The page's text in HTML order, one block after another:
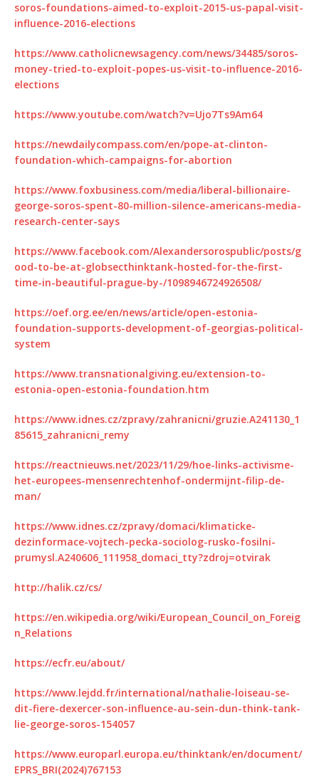
soros-foundations-aimed-to-exploit-2015-us-papal-visit-
influence-2016-elections
https://www.catholicnewsagency.com/news/34485/soros-
money-tried-to-exploit-popes-us-visit-to-influence-2016-
elections
https://www.youtube.com/watch?v=Ujo7Ts9Am64
https://newdailycompass.com/en/pope-at-clinton-
foundation-which-campaigns-for-abortion
https://www.foxbusiness.com/media/liberal-billionaire-
george-soros-spent-80-million-silence-americans-media-
research-center-says
https://www.facebook.com/Alexandersorospublic/posts/g
ood-to-be-at-globsecthinktank-hosted-for-the-first-
time-in-beautiful-prague-by-/1098946724926508/
https://oef.org.ee/en/news/article/open-estonia-
foundation-supports-development-of-georgias-political-
system
https://www.transnationalgiving.eu/extension-to-
estonia-open-estonia-foundation.htm
https://www.idnes.cz/zpravy/zahranicni/gruzie.A241130_1
85615_zahranicni_remy
https://reactnieuws.net/2023/11/29/hoe-links-activisme-
het-europees-mensenrechtenhof-ondermijnt-filip-de-
man/
https://www.idnes.cz/zpravy/domaci/klimaticke-
dezinformace-vojtech-pecka-sociolog-rusko-fosilni-
prumysl.A240606_111958_domaci_tty?zdroj=otvirak
http://halik.cz/cs/
https://en.wikipedia.org/wiki/European_Council_on_Foreig
n_Relations
https://ecfr.eu/about/
https://www.lejdd.fr/international/nathalie-loiseau-se-
dit-fiere-dexercer-son-influence-au-sein-dun-think-tank-
lie-george-soros-154057
https://www.europarl.europa.eu/thinktank/en/document/
EPRS_BRI(2024)767153